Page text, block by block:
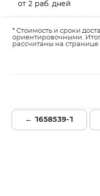
от 2 раб. дней
* Стоимость и сроки
ориентировочными.
рассчитаны на
← 1658539-1